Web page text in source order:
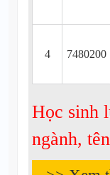
4 7480200
Học sinh
ngành,